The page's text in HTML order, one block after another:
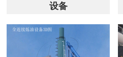
设备